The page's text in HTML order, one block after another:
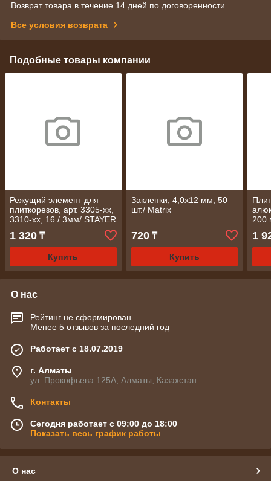
Возврат товара в течение 14 дней по договоренности
Все условия возврата
Подобные товары компании
Режущий элемент для
плиткорезов, арт. 3305-хх,
3310-хх, 16 / 3мм/ STAYER
1 320 ₸
Купить
Заклепки, 4,0х12 мм, 50
шт./ Matrix
720₸
Купить
200
1
О нас
Рейтинг не сформирован
Менее 5 отзывов за последний год
Работает с 18.07.2019
г. Алматы
ул. Прокофьева 125А, Алматы, Казахстан
Контакты
Сегодня работает с 09:00 до 18:00
Показать весь график работы
О нас